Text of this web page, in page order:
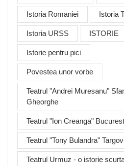
Istoria Romaniei Istoria
Istoria URSS ISTORIE
Istorie pentru pici
Povestea unor vorbe
Teatrul "Andrei Muresanu"
Gheorghe
Teatrul "Ion Creanga"
Teatrul "Tony Bulandra"
Teatrul Urmuz - o istorie